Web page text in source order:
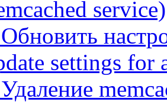
service)
settings for